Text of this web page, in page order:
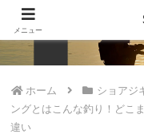
ホーム ショアジ
ングとはこんな釣り！どこ
違い
メニュー